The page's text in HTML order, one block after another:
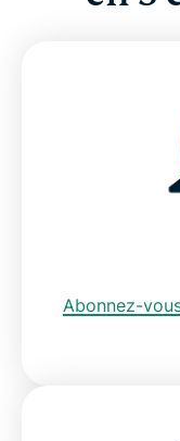
Apprendre des
Apprendre des
Apprendre des
FAQ : Comment
Abonnez-